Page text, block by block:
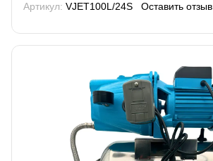
Артикул: VJET100L/24S Оставить отзыв